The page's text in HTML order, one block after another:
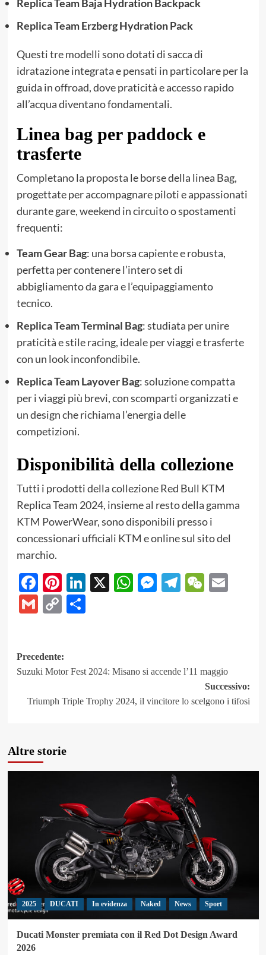
Replica Team Baja Hydration Backpack
Replica Team Erzberg Hydration Pack
Questi tre modelli sono dotati di sacca di
idratazione integrata e pensati in particolare per la
guida in offroad, dove praticità e accesso rapido
all’acqua diventano fondamentali.
Linea bag per paddock e
trasferte
Completano la proposta le borse della linea Bag,
progettate per accompagnare piloti e appassionati
durante gare, weekend in circuito o spostamenti
frequenti:
Team Gear Bag: una borsa capiente e robusta,
perfetta per contenere l’intero set di
abbigliamento da gara e l’equipaggiamento
tecnico.
Replica Team Terminal Bag: studiata per unire
praticità e stile racing, ideale per viaggi e trasferte
con un look inconfondibile.
Replica Team Layover Bag: soluzione compatta
per i viaggi più brevi, con scomparti organizzati e
un design che richiama l’energia delle
competizioni.
Disponibilità della collezione
Tutti i prodotti della collezione Red Bull KTM
Replica Team 2024, insieme al resto della gamma
KTM PowerWear, sono disponibili presso i
concessionari ufficiali KTM e online sul sito del
marchio.
Facebook
Pinterest
LinkedIn
X WhatsApp
Messenger
Telegram
Gmail
CopyShare
Navigazione
articolo
Precedente:
Suzuki Motor Fest 2024: Misano si accende l’11 maggio
Successivo:
Triumph Triple Trophy 2024, il vincitore lo scelgono i tifosi
Altre storie
2025 DUCATI In evidenza Naked News Sport
Ducati Monster premiata con il Red Dot Design Award
2026